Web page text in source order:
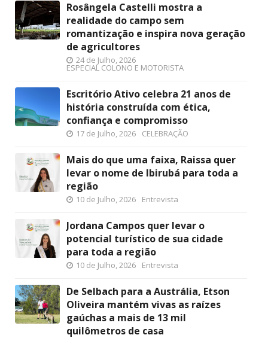
Rosângela Castelli mostra a
realidade do campo sem
romantização e inspira nova geração
de agricultores
24 de Julho, 2026
ESPECIAL COLONO E MOTORISTA
Escritório Ativo celebra 21 anos de
história construída com ética,
confiança e compromisso
17 de Julho, 2026 CELEBRAÇÃO
Mais do que uma faixa, Raissa quer
levar o nome de Ibirubá para toda a
região
10 de Julho, 2026 Entrevista
Jordana Campos quer levar o
potencial turístico de sua cidade
para toda a região
10 de Julho, 2026 Entrevista
De Selbach para a Austrália, Etson
Oliveira mantém vivas as raízes
gaúchas a mais de 13 mil
quilômetros de casa